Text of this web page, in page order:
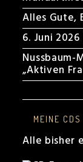
Alles Gute,
6. Juni
„Aktiven
MEINE CDS
Alle bisher